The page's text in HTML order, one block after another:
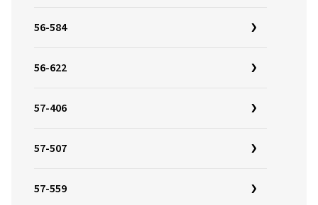
56-584
56-622
57-406
57-507
57-559